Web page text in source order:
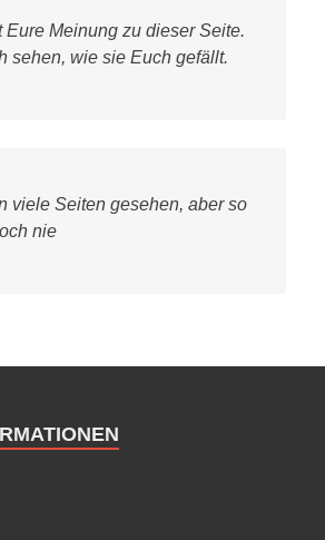
Eure Meinung zu dieser Seite.
sehen, wie sie Euch gefällt.
viele Seiten gesehen, aber so
nie